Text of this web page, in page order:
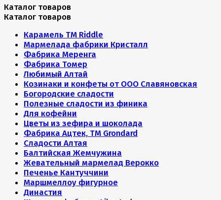
Каталог товаров
Каталог товаров
Карамель ТМ Riddle
Мармелада фабрики Кристалл
Фабрика Меренга
Фабрика Томер
Любимый Алтай
Козинаки и конфеты от ООО Славяновская
Богородские сладости
Полезные сладости из финика
Для кофейни
Цветы из зефира и шоколада
Фабрика Ацтек, ТМ Grondard
Сладости Алтая
Балтийская Жемчужина
Жевательный мармелад Верокко
Печенье Кантуччини
Маршмеллоу фигурное
Династия